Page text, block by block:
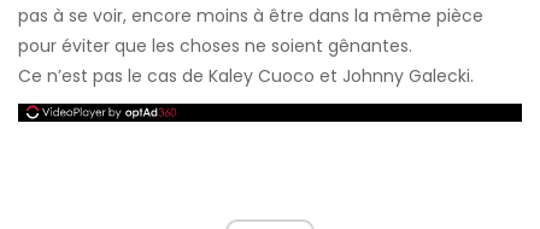
pas à se voir, encore moins à être dans la même pièce
pour éviter que les choses ne soient gênantes.
Ce n’est pas le cas de Kaley Cuoco et Johnny Galecki.